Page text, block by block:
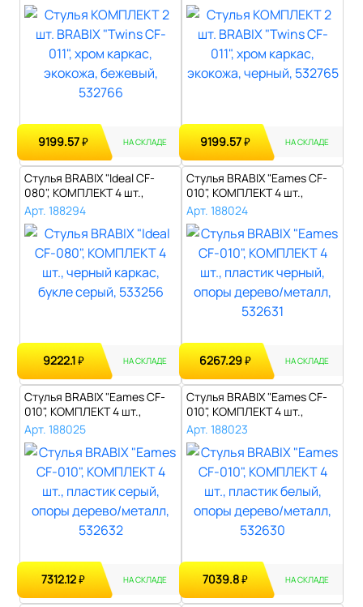
9199.57₽ НА СКЛАДЕ 9199.57₽ НА СКЛАДЕ
Стулья BRABIX "Ideal CF-
080", КОМПЛЕКТ 4 шт.,
черный ка..
Арт. 188294
9222.1₽ НА СКЛАДЕ
Стулья BRABIX "Eames CF-
010", КОМПЛЕКТ 4 шт.,
пластик ч..
Арт. 188024
6267.29₽ НА СКЛАДЕ
Стулья BRABIX "Eames CF-
010", КОМПЛЕКТ 4 шт.,
пластик с..
Арт. 188025
7312.12₽ НА СКЛАДЕ
Стулья BRABIX "Eames CF-
010", КОМПЛЕКТ 4 шт.,
пластик б..
Арт. 188023
7039.8₽ НА СКЛАДЕ